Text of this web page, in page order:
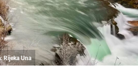
Rijeka Una